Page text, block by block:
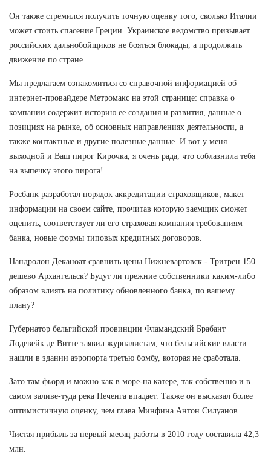
Он также стремился получить точную оценку того, сколько Италии
может стоить спасение Греции. Украинское ведомство призывает
российских дальнобойщиков не бояться блокады, а продолжать
движение по стране.
Мы предлагаем ознакомиться со справочной информацией об
интернет-провайдере Метромакс на этой странице: справка о
компании содержит историю ее создания и развития, данные о
позициях на рынке, об основных направлениях деятельности, а
также контактные и другие полезные данные. И вот у меня
выходной и Ваш пирог Кирочка, я очень рада, что соблазнила тебя
на выпечку этого пирога!
Росбанк разработал порядок аккредитации страховщиков, макет
информации на своем сайте, прочитав которую заемщик сможет
оценить, соответствует ли его страховая компания требованиям
банка, новые формы типовых кредитных договоров.
Нандролон Деканоат сравнить цены Нижневартовск - Тритрен 150
дешево Архангельск? Будут ли прежние собственники каким-либо
образом влиять на политику обновленного банка, по вашему
плану?
Губернатор бельгийской провинции Фламандский Брабант
Лодевейк де Витте заявил журналистам, что бельгийские власти
нашли в здании аэропорта третью бомбу, которая не сработала.
Зато там фьорд и можно как в море-на катере, так собственно и в
самом заливе-туда река Печенга впадает. Также он высказал более
оптимистичную оценку, чем глава Минфина Антон Силуанов.
Чистая прибыль за первый месяц работы в 2010 году составила 42,3
млн.